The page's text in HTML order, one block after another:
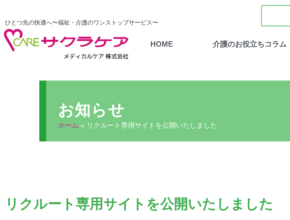
ひとつ先の快適へ〜福祉・介護のワンストップサービス〜
HOME 介護のお役立ちコラム
お知らせ
ホーム » リクルート専用サイトを公開いたしました
リクルート専用サイトを公開いたしました